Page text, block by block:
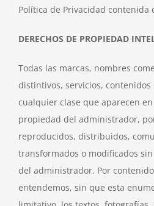
Política de Privacidad contenida
DERECHOS DE PROPIEDAD
Todas las marcas, nombres
distintivos, servicios,
cualquier clase que aparecen
propiedad del administrador,
reproducidos, distribuidos,
transformados o modificados
del administrador. Por
entendemos, sin que esta